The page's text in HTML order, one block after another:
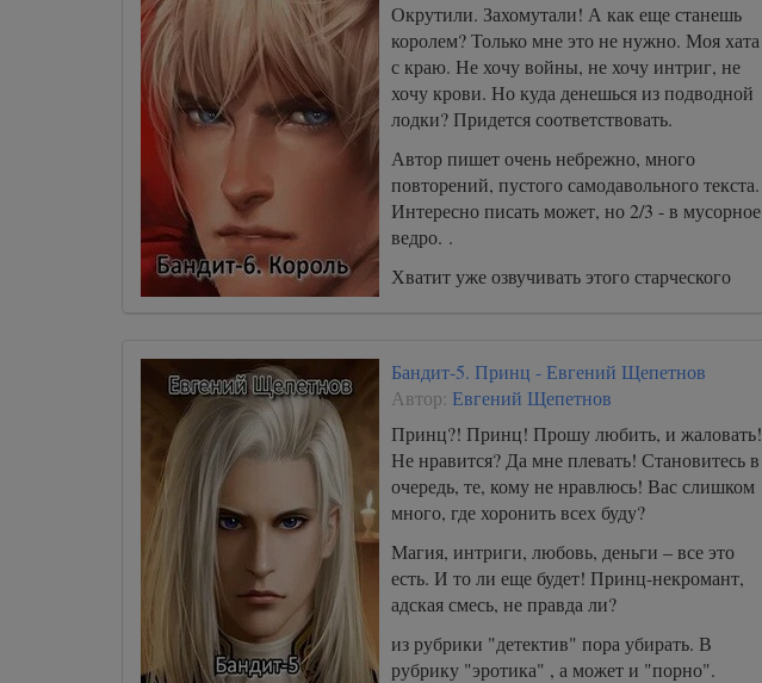
Окрутили. Захомутали! А как еще станешь
королем? Только мне это не нужно. Моя хата
с краю. Не хочу войны, не хочу интриг, не
хочу крови. Но куда денешься из подводной
лодки? Придется соответствовать.
Автор пишет очень небрежно, много
повторений, пустого самодавольного текста.
Интересно писать может, но 2/3 - в мусорное
ведро. .
Хватит уже озвучивать этого старческого
Бандит-5. Принц - Евгений Щепетнов
Автор: Евгений Щепетнов
Принц?! Принц! Прошу любить, и жаловать!
Не нравится? Да мне плевать! Становитесь в
очередь, те, кому не нравлюсь! Вас слишком
много, где хоронить всех буду?
Магия, интриги, любовь, деньги – все это
есть. И то ли еще будет! Принц-некромант,
адская смесь, не правда ли?
из рубрики "детектив" пора убирать. В
рубрику "эротика" , а может и "порно".